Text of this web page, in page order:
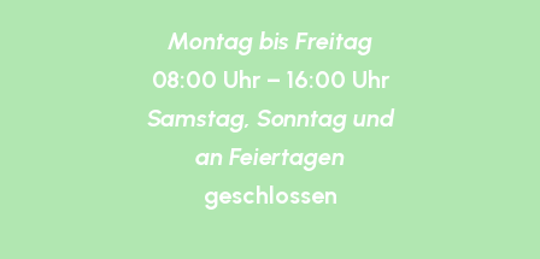
Montag bis Freitag
08:00 Uhr – 16:00 Uhr
Samstag, Sonntag und
an Feiertagen
geschlossen